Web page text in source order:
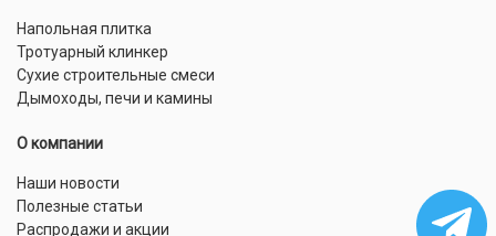
Напольная плитка
Тротуарный клинкер
Сухие строительные смеси
Дымоходы, печи и камины
О компании
Наши новости
Полезные статьи
Распродажи и акции